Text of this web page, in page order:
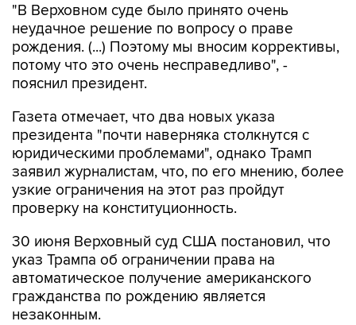
"В Верховном суде было принято очень
неудачное решение по вопросу о праве
рождения. (...) Поэтому мы вносим коррективы,
потому что это очень несправедливо", -
пояснил президент.
Газета отмечает, что два новых указа
президента "почти наверняка столкнутся с
юридическими проблемами", однако Трамп
заявил журналистам, что, по его мнению, более
узкие ограничения на этот раз пройдут
проверку на конституционность.
30 июня Верховный суд США постановил, что
указ Трампа об ограничении права на
автоматическое получение американского
гражданства по рождению является
незаконным.